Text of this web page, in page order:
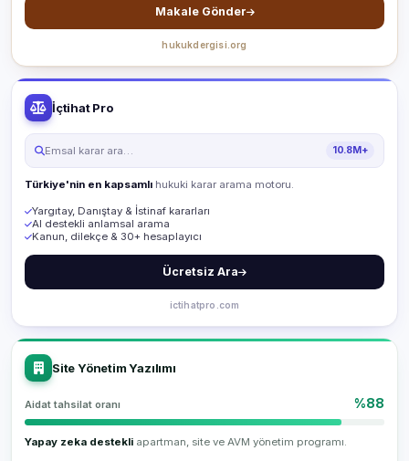
Makale Gönder
hukukdergisi.org
İçtihat Pro
Emsal karar ara… 10.8M+
Türkiye'nin en kapsamlı hukuki karar arama motoru.
Yargıtay, Danıştay & İstinaf kararları
AI destekli anlamsal arama
Kanun, dilekçe & 30+ hesaplayıcı
Ücretsiz Ara
ictihatpro.com
Site Yönetim Yazılımı
Aidat tahsilat oranı %88
Yapay zeka destekli apartman, site ve AVM yönetim programı.